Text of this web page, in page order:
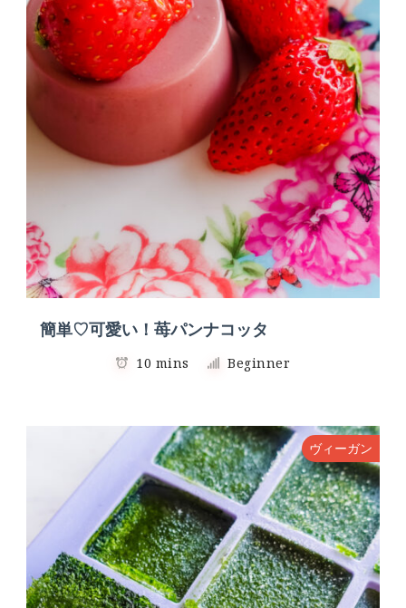
簡単♡可愛い！苺パンナコッタ
10 mins Beginner
ヴィーガン